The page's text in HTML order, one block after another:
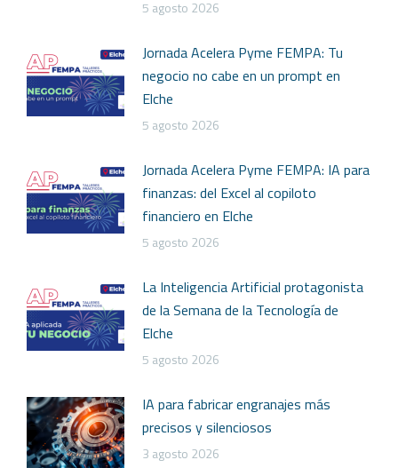
5 agosto 2026
Jornada Acelera Pyme FEMPA: Tu
negocio no cabe en un prompt en
Elche
5 agosto 2026
Jornada Acelera Pyme FEMPA: IA para
finanzas: del Excel al copiloto
financiero en Elche
5 agosto 2026
La Inteligencia Artificial protagonista
de la Semana de la Tecnología de
Elche
5 agosto 2026
IA para fabricar engranajes más
precisos y silenciosos
3 agosto 2026